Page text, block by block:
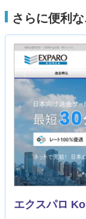
さらに便利
エクスパロ